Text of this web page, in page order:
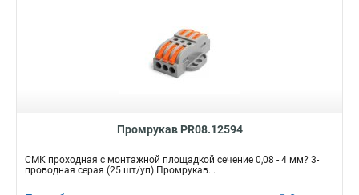
Промрукав PR08.12594
СМК проходная с монтажной площадкой сечение 0,08 - 4 мм? 3-
проводная серая (25 шт/уп) Промрукав...